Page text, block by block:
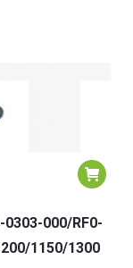
000/RF0-
1150/1300